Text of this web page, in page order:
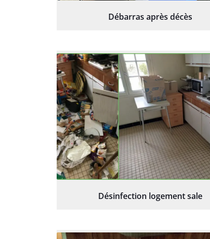
Débarras après décès
Désinfection logement sale